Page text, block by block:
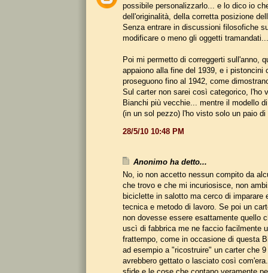
possibile personalizzarlo... e lo dico io
dell'originalità, della corretta posizione
Senza entrare in discussioni filosofiche
modificare o meno gli oggetti tramandati...
Poi mi permetto di correggerti sull'anno,
appaiono alla fine del 1939, e i pistoncini
proseguono fino al 1942, come
Sul carter non sarei così categorico, l'ho
Bianchi più vecchie... mentre il modello
(in un sol pezzo) l'ho visto solo un paio
28/5/10 10:48 PM
Anonimo ha detto...
No, io non accetto nessun compito da
che trovo e che mi incuriosisce, non
biciclette in salotto ma cerco di imparare
tecnica e metodo di lavoro. Se poi un
non dovesse essere esattamente quello
uscì di fabbrica me ne faccio facilmente
frattempo, come in occasione di questa
ad esempio a "ricostruire" un carter che
avrebbero gettato o lasciato così
sfide e le cose che contano veramente